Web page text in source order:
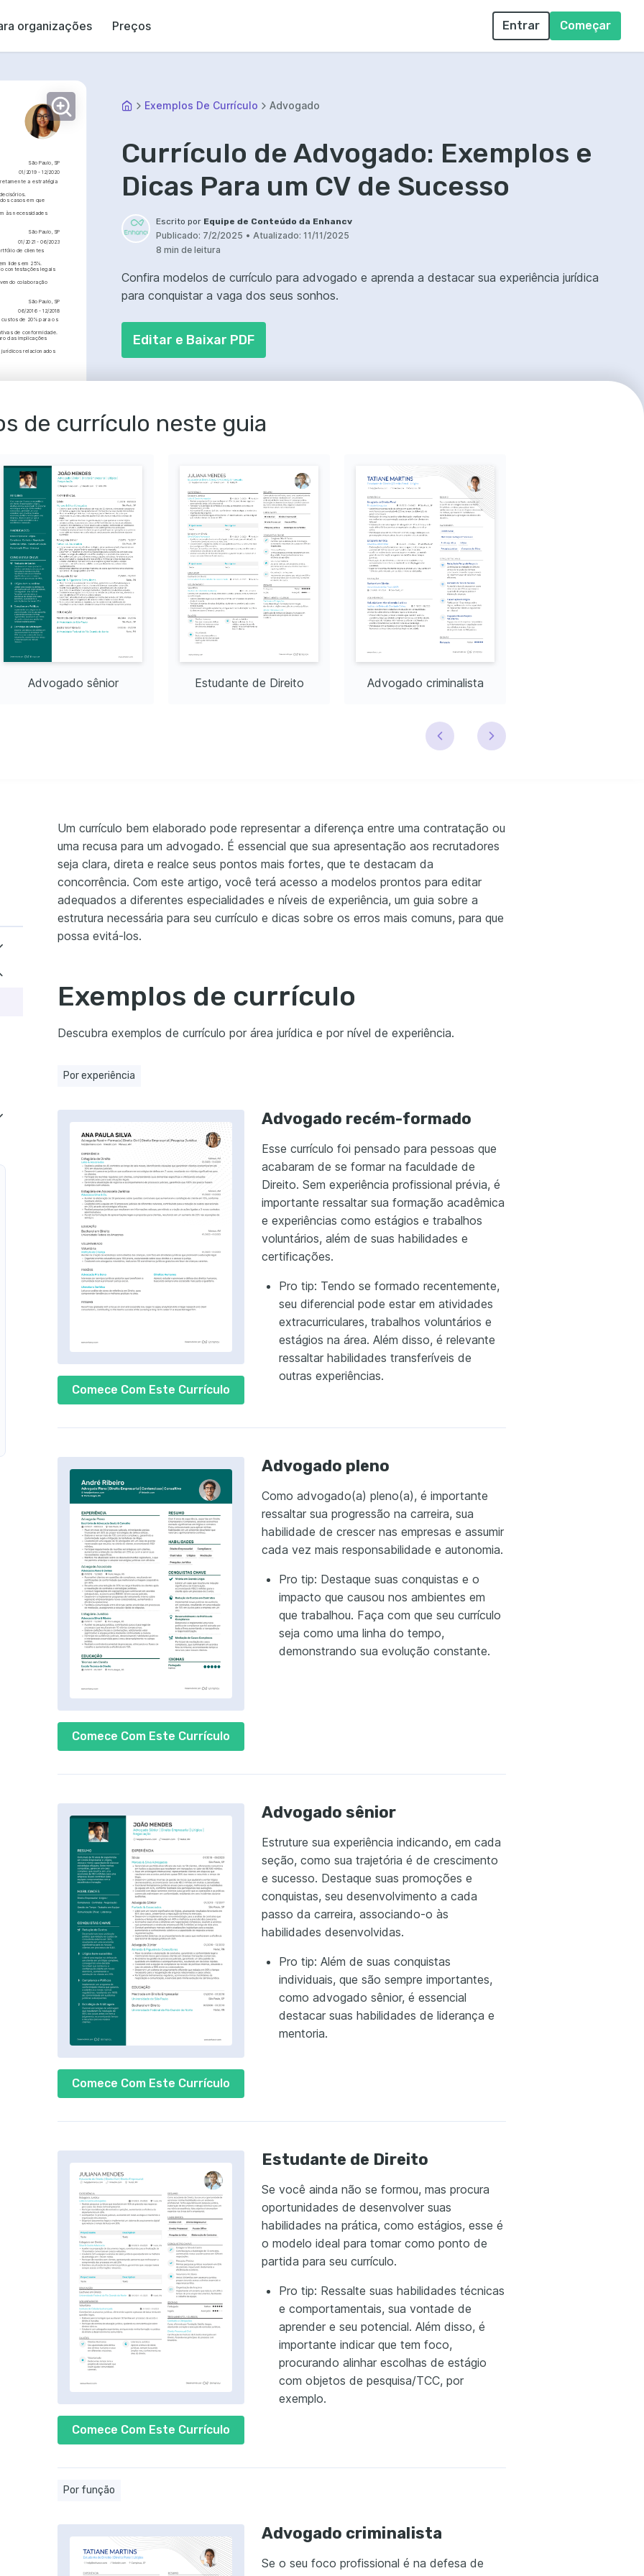
organizações Preços Entrar Começar
São Paulo, SP
01/2019 - 12/2020
a estratégia
casos em que
às necessidades
São Paulo, SP
01/2021 - 06/2023
de clientes
lides em 25%.
contestações legais
colaboração
São Paulo, SP
06/2016 - 12/2018
de 20% para os
de conformidade.
das implicações
relacionados
01/2016 - 01/2018
normas e
legais,
corporações em
complexos ao longo
Exemplos De Currículo Advogado
Currículo de Advogado: Exemplos e
Dicas Para um CV de Sucesso
Escrito por Equipe de Conteúdo da Enhancv
Publicado: 7/2/2025 • Atualizado: 11/11/2025
8 min de leitura
Confira modelos de currículo para advogado e aprenda a destacar sua experiência jurídica
para conquistar a vaga dos seus sonhos.
Editar e Baixar PDF
de currículo neste guia
Advogado sênior Estudante de Direito Advogado criminalista
a passo
Um currículo bem elaborado pode representar a diferença entre uma contratação ou
uma recusa para um advogado. É essencial que sua apresentação aos recrutadores
seja clara, direta e realce seus pontos mais fortes, que te destacam da
concorrência. Com este artigo, você terá acesso a modelos prontos para editar
adequados a diferentes especialidades e níveis de experiência, um guia sobre a
estrutura necessária para seu currículo e dicas sobre os erros mais comuns, para que
possa evitá-los.
Exemplos de currículo
Descubra exemplos de currículo por área jurídica e por nível de experiência.
Por experiência
Comece Com Este Currículo
Advogado recém-formado
Esse currículo foi pensado para pessoas que
acabaram de se formar na faculdade de
Direito. Sem experiência profissional prévia, é
importante ressaltar sua formação acadêmica
e experiências como estágios e trabalhos
voluntários, além de suas habilidades e
certificações.
Pro tip: Tendo se formado recentemente,
seu diferencial pode estar em atividades
extracurriculares, trabalhos voluntários e
estágios na área. Além disso, é relevante
ressaltar habilidades transferíveis de
outras experiências.
Comece Com Este Currículo
Advogado pleno
Como advogado(a) pleno(a), é importante
ressaltar sua progressão na carreira, sua
habilidade de crescer nas empresas e assumir
cada vez mais responsabilidade e autonomia.
Pro tip: Destaque suas conquistas e o
impacto que causou nos ambientes em
que trabalhou. Faça com que seu currículo
seja como uma linha do tempo,
demonstrando sua evolução constante.
Comece Com Este Currículo
Advogado sênior
Estruture sua experiência indicando, em cada
seção, como sua trajetória é de crescimento
e sucesso. Destaque suas promoções e
conquistas, seu desenvolvimento a cada
passo da carreira, associando-o às
habilidades desenvolvidas.
Pro tip: Além de suas conquistas
individuais, que são sempre importantes,
como advogado sênior, é essencial
destacar suas habilidades de liderança e
mentoria.
Comece Com Este Currículo
Estudante de Direito
Se você ainda não se formou, mas procura
oportunidades de desenvolver suas
habilidades na prática, como estágios, esse é
o modelo ideal para tomar como ponto de
partida para seu currículo.
Pro tip: Ressalte suas habilidades técnicas
e comportamentais, sua vontade de
aprender e seu potencial. Além disso, é
importante indicar que tem foco,
procurando alinhar escolhas de estágio
com objetos de pesquisa/TCC, por
exemplo.
Por função
Advogado criminalista
Se o seu foco profissional é na defesa de